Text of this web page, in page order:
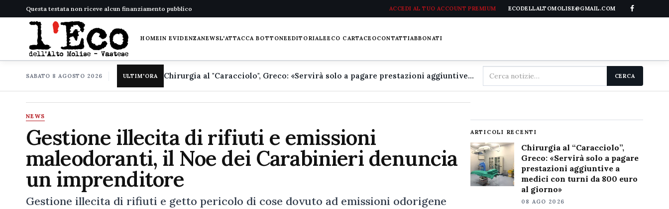
Questa testata non riceve alcun finanziamento pubblico ACCEDI AL TUO ACCOUNT PREMIUM ECODELLALTOMOLISE@GMAIL.COM
HOMEIN EVIDENZANEWSL'ATTACCA BOTTONEEDITORIALEECO CARTACEOCONTATTIABBONATI
SABATO 8 AGOSTO 2026 ULTIM'ORA Chirurgia al "Caracciolo", Greco: «Servirà solo a pagare prestazioni aggiuntive a medici con turni da 800 euro al giorno»
Cerca
nel
CERCA
NEWS
Gestione illecita di rifiuti e emissioni
maleodoranti, il Noe dei Carabinieri denuncia
un imprenditore
Gestione illecita di rifiuti e getto pericolo di cose dovuto ad emissioni odorigene
ARTICOLI RECENTI
Chirurgia al “Caracciolo”,
Greco: «Servirà solo a pagare
prestazioni aggiuntive a
medici con turni da 800 euro
al giorno»
08 AGO 2026